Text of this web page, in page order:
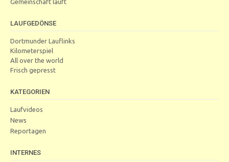
Gemeinschaft läuft
LAUFGEDÖNSE
Dortmunder Lauflinks
Kilometerspiel
All over the world
Frisch gepresst
KATEGORIEN
Laufvideos
News
Reportagen
INTERNES